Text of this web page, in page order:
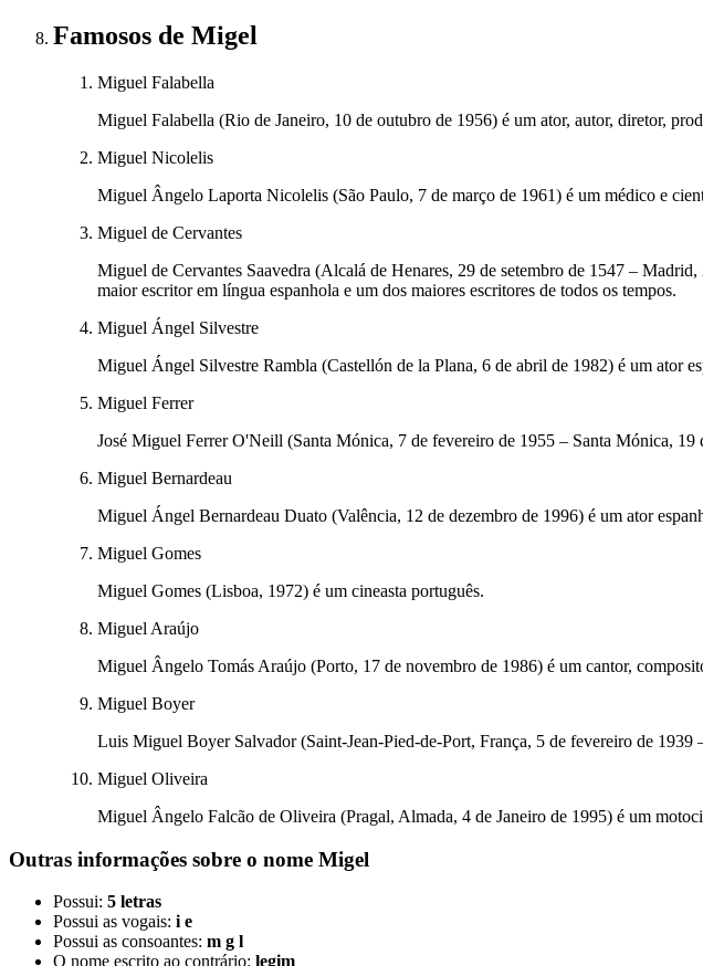
Famosos de Migel
Miguel Falabella
Miguel Falabella (Rio de Janeiro, 10 de outubro de 1956) é um ator, autor, diretor,
Miguel Nicolelis
Miguel Ângelo Laporta Nicolelis (São Paulo, 7 de março de 1961) é um médico e
Miguel de Cervantes
Miguel de Cervantes Saavedra (Alcalá de Henares, 29 de setembro de 1547 –
maior escritor em língua espanhola e um dos maiores escritores de todos os tempos.
Miguel Ángel Silvestre
Miguel Ángel Silvestre Rambla (Castellón de la Plana, 6 de abril de 1982) é um ator
Miguel Ferrer
José Miguel Ferrer O'Neill (Santa Mónica, 7 de fevereiro de 1955 – Santa Mónica,
Miguel Bernardeau
Miguel Ángel Bernardeau Duato (Valência, 12 de dezembro de 1996) é um ator
Miguel Gomes
Miguel Gomes (Lisboa, 1972) é um cineasta português.
Miguel Araújo
Miguel Ângelo Tomás Araújo (Porto, 17 de novembro de 1986) é um cantor,
Miguel Boyer
Luis Miguel Boyer Salvador (Saint-Jean-Pied-de-Port, França, 5 de fevereiro de
Miguel Oliveira
Miguel Ângelo Falcão de Oliveira (Pragal, Almada, 4 de Janeiro de 1995) é um
Outras informações sobre o nome Migel
Possui: 5 letras
Possui as vogais: i e
Possui as consoantes: m g l
O nome escrito ao contrário: legim